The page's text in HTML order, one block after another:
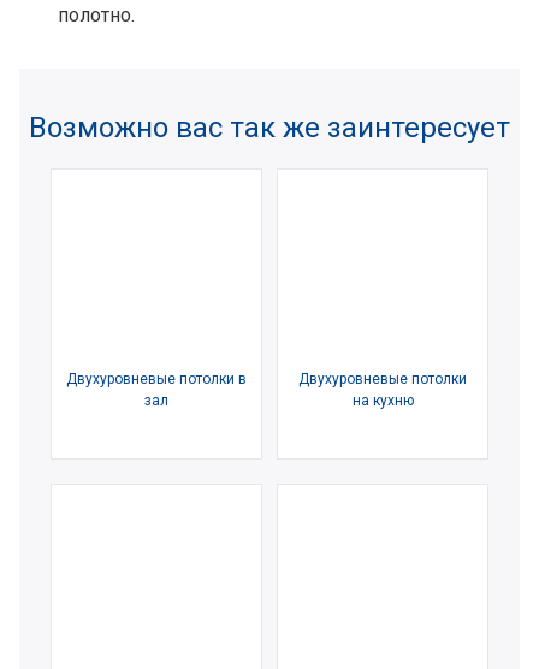
полотно.
Возможно вас так же заинтересует
Двухуровневые потолки в
зал
Двухуровневые потолки
на кухню